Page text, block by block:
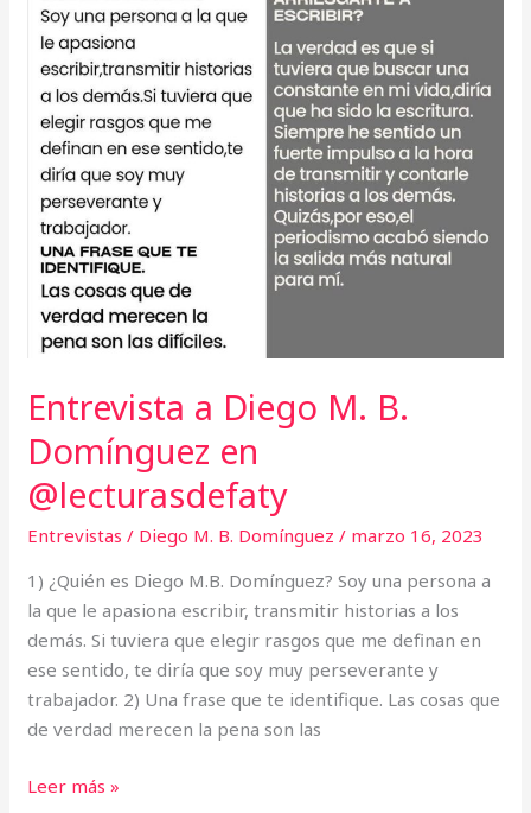
Entrevista a Diego M. B.
Domínguez en
@lecturasdefaty
Entrevistas / Diego M. B. Domínguez/ marzo 16, 2023
1) ¿Quién es Diego M.B. Domínguez? Soy una persona a
la que le apasiona escribir, transmitir historias a los
demás. Si tuviera que elegir rasgos que me definan en
ese sentido, te diría que soy muy perseverante y
trabajador. 2) Una frase que te identifique. Las cosas que
de verdad merecen la pena son las
Leer más »